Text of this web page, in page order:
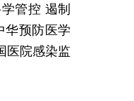
管控 遏制
华预防医学
医院感染监